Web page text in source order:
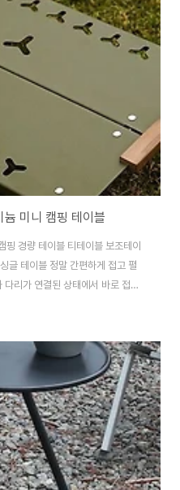
미니 캠핑 테이블
핑 경량 테이블 티테이블 보조테이
글 테이블 정말 간편하게 접고 펼
리가 연결된 상태에서 바로 접고
, 오토바이 여행하시는 분들에게
함입니다. 꼭 사용하지 않아도 무
products/10222371960 백
: 만화의추억스토어[만화의추억스
품 / ITsmart..